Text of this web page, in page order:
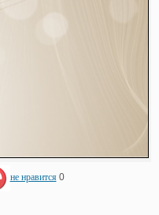
не нравится 0